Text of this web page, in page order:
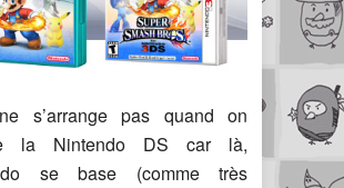
s’arrange pas quand on
la Nintendo DS car là,
se base (comme très